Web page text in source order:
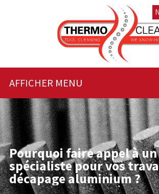
AFFICHER MENU
Pourquoi faire appel à un
spécialiste pour vos
décapage aluminium ?